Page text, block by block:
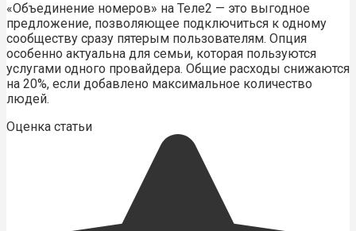
«Объединение номеров» на Теле2 — это выгодное
предложение, позволяющее подключиться к одному
сообществу сразу пятерым пользователям. Опция
особенно актуальна для семьи, которая пользуются
услугами одного провайдера. Общие расходы снижаются
на 20%, если добавлено максимальное количество
людей.
Оценка статьи